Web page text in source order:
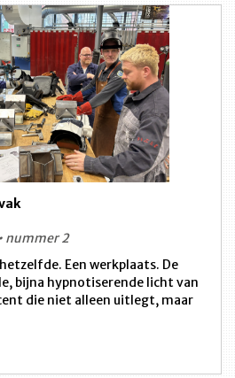
nummer 2
Een werkplaats. De
bijna hypnotiserende licht van
die niet alleen uitlegt, maar